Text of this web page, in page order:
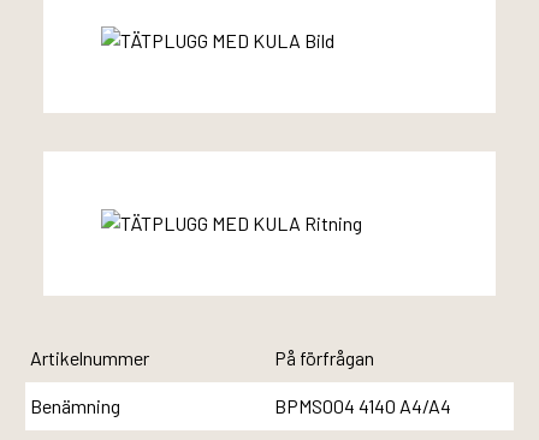
Artikelnummer På förfrågan
Benämning BPMS004 4140 A4/A4